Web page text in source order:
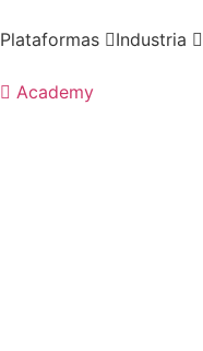
to
Plataformas Industria
Academy